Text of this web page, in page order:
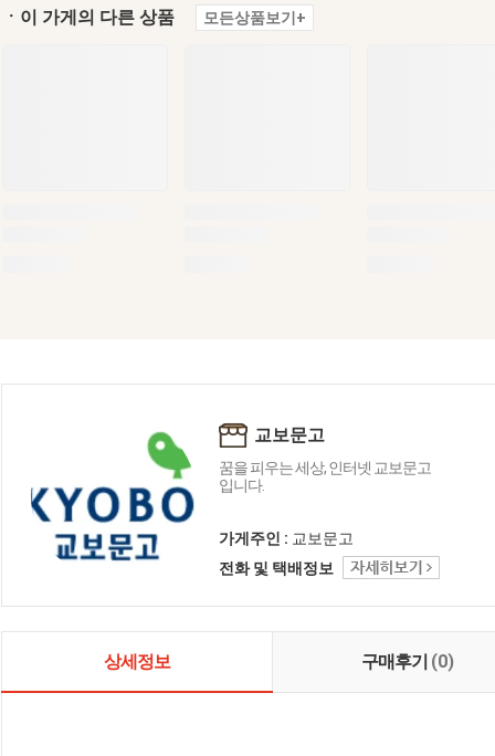
ㆍ이 가게의 다른 상품 모든상품보기+
교보문고
꿈을 피우는 세상, 인터넷 교보문고
입니다.
가게주인 : 교보문고
전화 및 택배정보
상세정보 구매후기 (0)